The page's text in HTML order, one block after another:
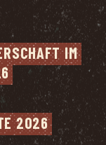
IM
2026